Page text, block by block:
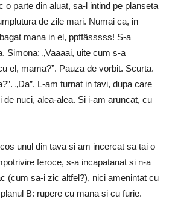
o parte din aluat, sa-l intind pe planseta
de zile mari. Numai ca, in
mana in el, ppffâsssss! S-a
Simona: „Vaaaai, uite cum s-a
el, mama?”. Pauza de vorbit. Scurta.
„Da”. L-am turnat in tavi, dupa care
de nuci, alea-alea. Si i-am aruncat, cu
unul din tava si am incercat sa tai o
feroce, s-a incapatanat si n-a
(cum sa-i zic altfel?), nici amenintat cu
B: rupere cu mana si cu furie.